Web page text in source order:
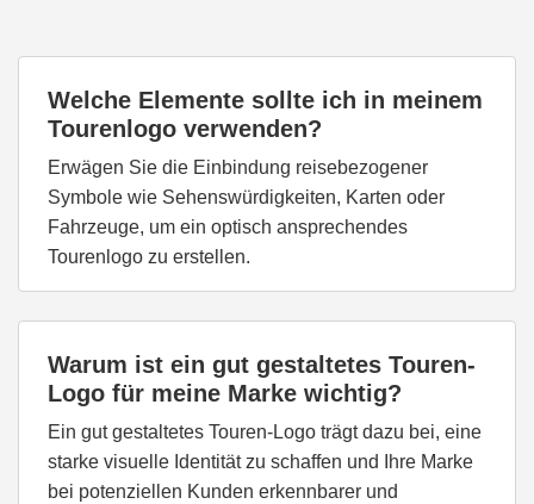
Welche Elemente sollte ich in meinem
Tourenlogo verwenden?
Erwägen Sie die Einbindung reisebezogener
Symbole wie Sehenswürdigkeiten, Karten oder
Fahrzeuge, um ein optisch ansprechendes
Tourenlogo zu erstellen.
Warum ist ein gut gestaltetes Touren-
Logo für meine Marke wichtig?
Ein gut gestaltetes Touren-Logo trägt dazu bei, eine
starke visuelle Identität zu schaffen und Ihre Marke
bei potenziellen Kunden erkennbarer und